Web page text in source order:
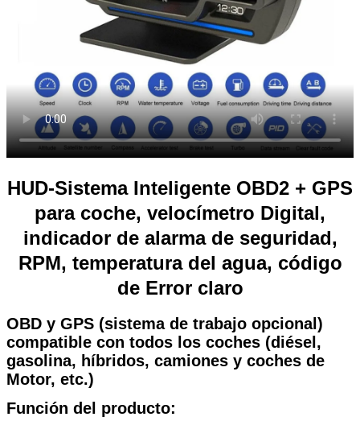
HUD-Sistema Inteligente OBD2 + GPS
para coche, velocímetro Digital,
indicador de alarma de seguridad,
RPM, temperatura del agua, código
de Error claro
OBD y GPS (sistema de trabajo opcional)
compatible con todos los coches (diésel,
gasolina, híbridos, camiones y coches de
Motor, etc.)
Función del producto: